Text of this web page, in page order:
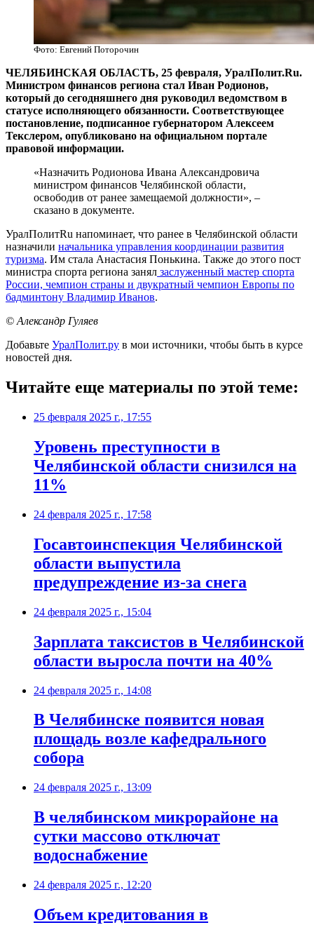
Фото: Евгений Поторочин
ЧЕЛЯБИНСКАЯ ОБЛАСТЬ, 25 февраля, УралПолит.Ru.
Министром финансов региона стал Иван Родионов,
который до сегодняшнего дня руководил ведомством в
статусе исполняющего обязанности. Соответствующее
постановление, подписанное губернатором Алексеем
Текслером, опубликовано на официальном портале
правовой информации.
«Назначить Родионова Ивана Александровича
министром финансов Челябинской области,
освободив от ранее замещаемой должности», –
сказано в документе.
УралПолитRu напоминает, что ранее в Челябинской области
назначили начальника управления координации развития
туризма. Им стала Анастасия Понькина. Также до этого пост
министра спорта региона занял заслуженный мастер спорта
России, чемпион страны и двукратный чемпион Европы по
бадминтону Владимир Иванов.
© Александр Гуляев
Добавьте УралПолит.ру в мои источники, чтобы быть в курсе
новостей дня.
Читайте еще материалы по этой теме:
25 февраля 2025 г., 17:55
Уровень преступности в
Челябинской области снизился на
11%
24 февраля 2025 г., 17:58
Госавтоинспекция Челябинской
области выпустила
предупреждение из-за снега
24 февраля 2025 г., 15:04
Зарплата таксистов в Челябинской
области выросла почти на 40%
24 февраля 2025 г., 14:08
В Челябинске появится новая
площадь возле кафедрального
собора
24 февраля 2025 г., 13:09
В челябинском микрорайоне на
сутки массово отключат
водоснабжение
24 февраля 2025 г., 12:20
Объем кредитования в